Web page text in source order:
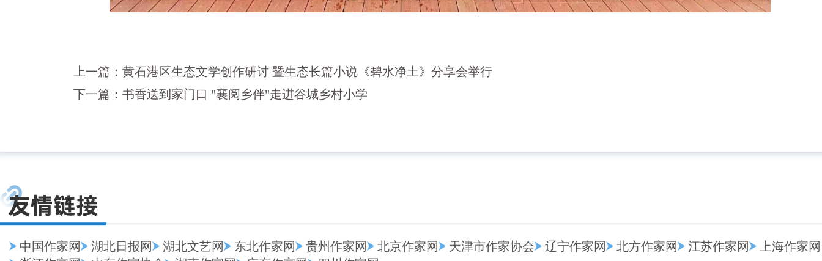
上一篇： 黄石港区生态文学创作研讨 暨生态长篇小说《碧水净土》分享会举行
下一篇： 书香送到家门口 "襄阅乡伴"走进谷城乡村小学
中国作家网 湖北日报网 湖北文艺网 东北作家网 贵州作家网 北京作家网 天津市作家协会 辽宁作家网 北方作家网 江苏作家网
上海作家网